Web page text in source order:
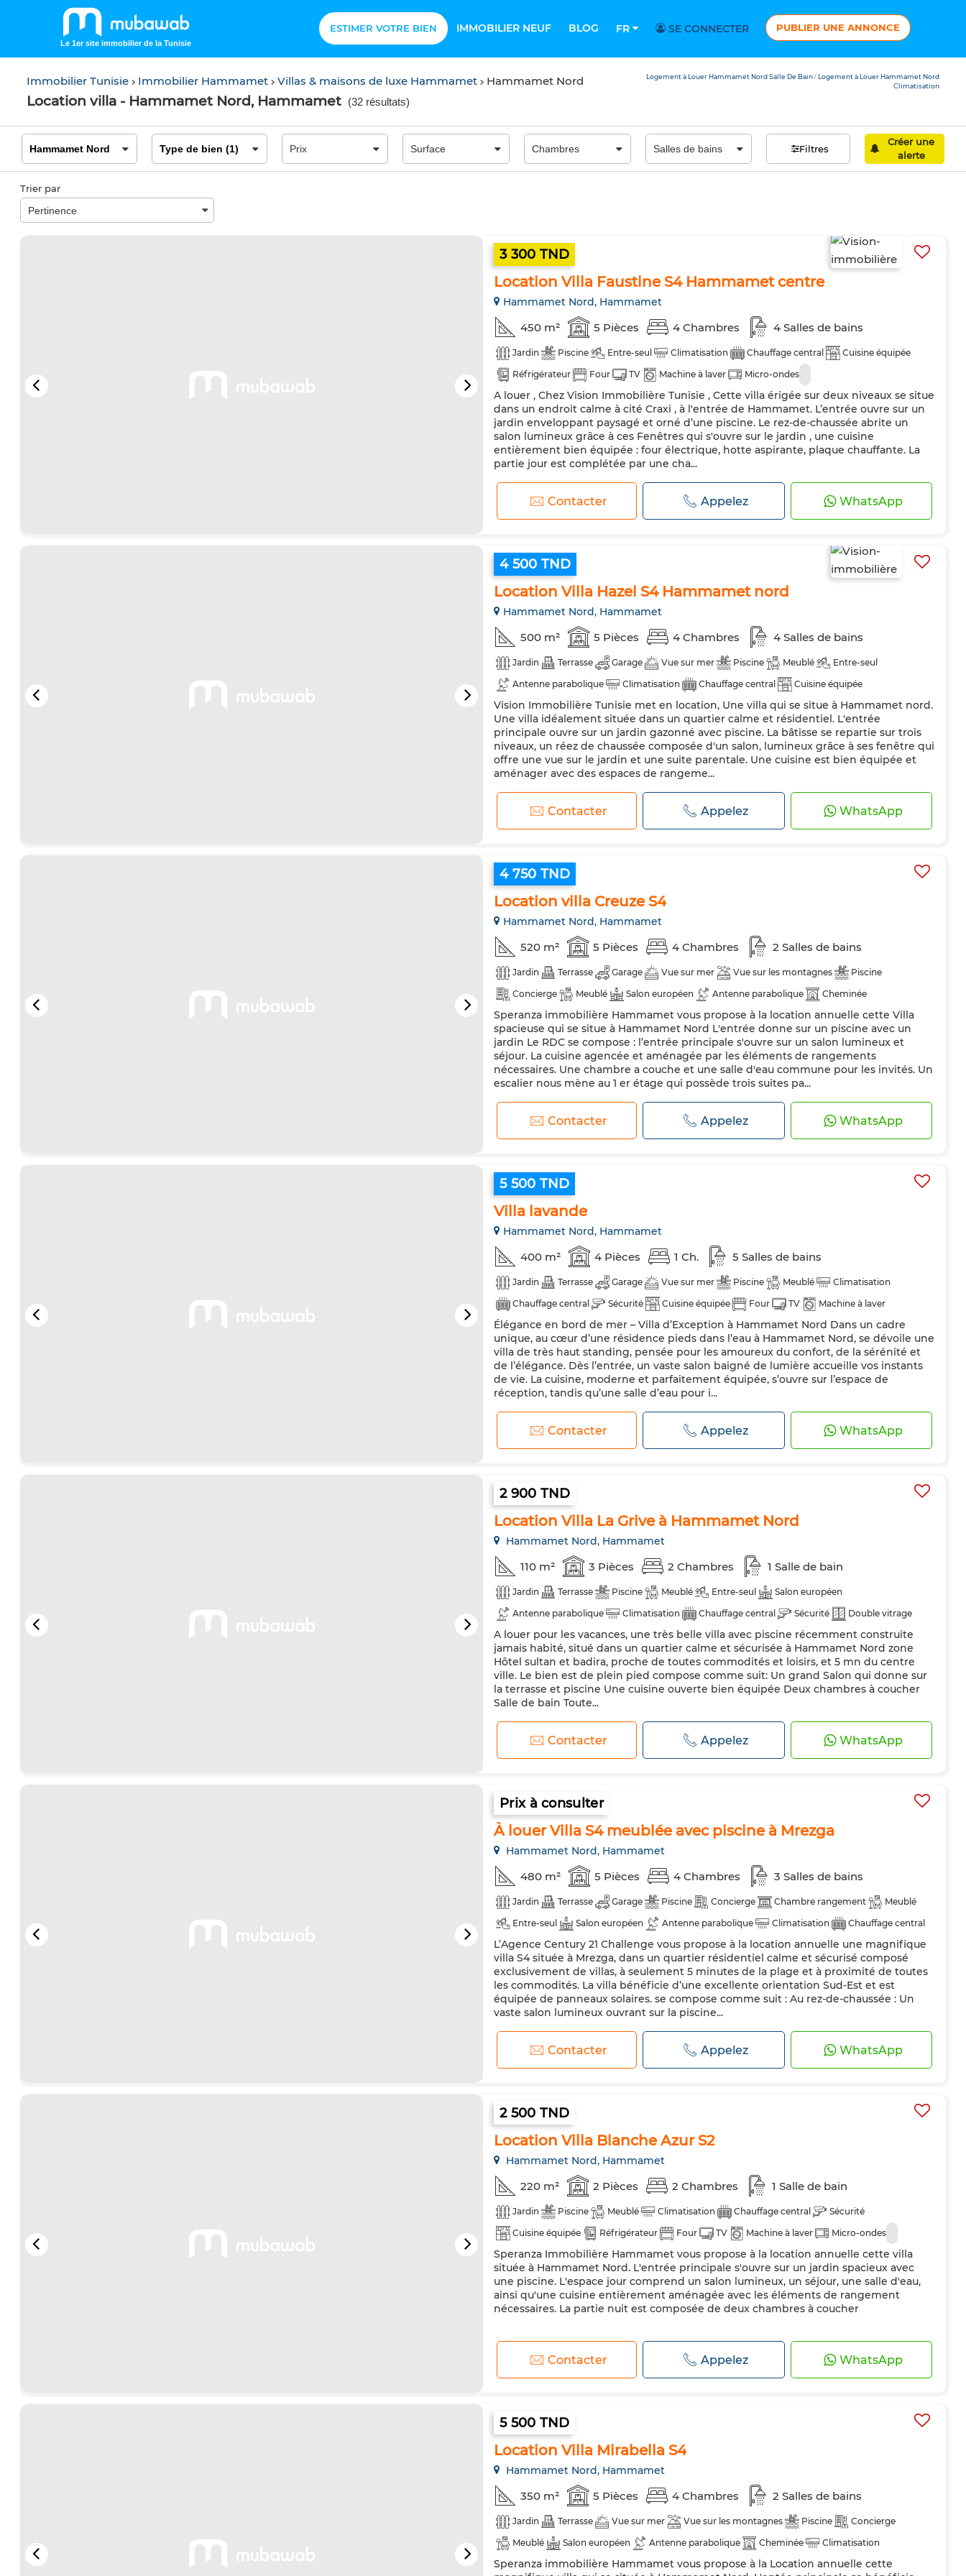
Le 1er site immobilier de la Tunisie
ESTIMER VOTRE BIEN IMMOBILIER NEUF BLOG FR SE CONNECTER PUBLIER UNE ANNONCE
Immobilier Tunisie Immobilier Hammamet Villas & maisons de luxe Hammamet Hammamet Nord
Location villa - Hammamet Nord, Hammamet (32 résultats)
Logement à Louer Hammamet Nord Salle De Bain / Logement à Louer Hammamet Nord
Climatisation
Filtres
Créer une
alerte
Trier par
3 300 TND
Location Villa Faustine S4 Hammamet centre
Hammamet Nord, Hammamet
450 m² 5 Pièces 4 Chambres 4 Salles de bains
Jardin Piscine Entre-seul Climatisation Chauffage central
Cuisine équipée
Réfrigérateur
Four TV Machine à laver Micro-ondes
A louer , Chez Vision Immobilière Tunisie , Cette villa érigée sur deux niveaux se situe
dans un endroit calme à cité Craxi , à l'entrée de Hammamet. L’entrée ouvre sur un
jardin enveloppant paysagé et orné d’une piscine. Le rez-de-chaussée abrite un
salon lumineux grâce à ces Fenêtres qui s'ouvre sur le jardin , une cuisine
entièrement bien équipée : four électrique, hotte aspirante, plaque chauffante. La
partie jour est complétée par une cha...
Contacter Appelez WhatsApp
4 500 TND
Location Villa Hazel S4 Hammamet nord
Hammamet Nord, Hammamet
500 m² 5 Pièces 4 Chambres 4 Salles de bains
Jardin Terrasse Garage Vue sur mer Piscine Meublé
Entre-seul
Antenne parabolique
Climatisation Chauffage central
Cuisine équipée
Réfrigérateur
Four Machine à laver Micro-ondes
Vision Immobilière Tunisie met en location, Une villa qui se situe à Hammamet nord.
Une villa idéalement située dans un quartier calme et résidentiel. L'entrée
principale ouvre sur un jardin gazonné avec piscine. La bâtisse se repartie sur trois
niveaux, un réez de chaussée composée d'un salon, lumineux grâce à ses fenêtre qui
offre une vue sur le jardin et une suite parentale. Une cuisine est bien équipée et
aménager avec des espaces de rangeme...
Contacter Appelez WhatsApp
4 750 TND
Location villa Creuze S4
Hammamet Nord, Hammamet
520 m² 5 Pièces 4 Chambres 2 Salles de bains
Jardin Terrasse Garage Vue sur mer Vue sur les montagnes
Piscine
Concierge
Meublé Salon européen Antenne parabolique
Cheminée
Climatisation
Chauffage central Sécurité Cuisine équipée Réfrigérateur
Four
TV
Machine à laver Micro-ondes Internet
Speranza immobilière Hammamet vous propose à la location annuelle cette Villa
spacieuse qui se situe à Hammamet Nord L'entrée donne sur un piscine avec un
jardin Le RDC se compose : l’entrée principale s'ouvre sur un salon lumineux et
séjour. La cuisine agencée et aménagée par les éléments de rangements
nécessaires. Une chambre a couche et une salle d'eau commune pour les invités. Un
escalier nous mène au 1 er étage qui possède trois suites pa...
Contacter Appelez WhatsApp
5 500 TND
Villa lavande
Hammamet Nord, Hammamet
400 m² 4 Pièces 1 Ch. 5 Salles de bains
Jardin Terrasse Garage Vue sur mer Piscine Meublé
Climatisation
Chauffage central
Sécurité Cuisine équipée Four TV
Machine à laver
Internet
Élégance en bord de mer – Villa d’Exception à Hammamet Nord Dans un cadre
unique, au cœur d’une résidence pieds dans l’eau à Hammamet Nord, se dévoile une
villa de très haut standing, pensée pour les amoureux du confort, de la sérénité et
de l’élégance. Dès l’entrée, un vaste salon baigné de lumière accueille vos instants
de vie. La cuisine, moderne et parfaitement équipée, s’ouvre sur l’espace de
réception, tandis qu’une salle d’eau pour i...
Contacter Appelez WhatsApp
2 900 TND
Location Villa La Grive à Hammamet Nord
Hammamet Nord, Hammamet
110 m² 3 Pièces 2 Chambres 1 Salle de bain
Jardin Terrasse Piscine Meublé Entre-seul
Salon européen
Antenne parabolique
Climatisation Chauffage central Sécurité
Double vitrage
Porte blindée
Cuisine équipée Réfrigérateur Four TV
Machine à laver
Micro-ondes
Internet Animaux domestiques autorisés
A louer pour les vacances, une très belle villa avec piscine récemment construite
jamais habité, situé dans un quartier calme et sécurisée à Hammamet Nord zone
Hôtel sultan et badira, proche de toutes commodités et loisirs, et 5 mn du centre
ville. Le bien est de plein pied compose comme suit: Un grand Salon qui donne sur
la terrasse et piscine Une cuisine ouverte bien équipée Deux chambres à coucher
Salle de bain Toute...
Contacter Appelez WhatsApp
Prix à consulter
À louer Villa S4 meublée avec piscine à Mrezga
Hammamet Nord, Hammamet
480 m² 5 Pièces 4 Chambres 3 Salles de bains
Jardin Terrasse Garage Piscine Concierge Chambre rangement
Meublé
Entre-seul
Salon européen Antenne parabolique Climatisation
Chauffage central
Sécurité
Porte blindée Cuisine équipée Réfrigérateur Four
TV
Machine à laver
Micro-ondes
L’Agence Century 21 Challenge vous propose à la location annuelle une magnifique
villa S4 située à Mrezga, dans un quartier résidentiel calme et sécurisé composé
exclusivement de villas, à seulement 5 minutes de la plage et à proximité de toutes
les commodités. La villa bénéficie d’une excellente orientation Sud-Est et est
équipée de panneaux solaires. se compose comme suit : Au rez-de-chaussée : Un
vaste salon lumineux ouvrant sur la piscine...
Contacter Appelez WhatsApp
2 500 TND
Location Villa Blanche Azur S2
Hammamet Nord, Hammamet
220 m² 2 Pièces 2 Chambres 1 Salle de bain
Jardin Piscine Meublé Climatisation Chauffage central
Sécurité
Cuisine équipée
Réfrigérateur Four TV Machine à laver Micro-ondes
Speranza Immobilière Hammamet vous propose à la location annuelle cette villa
située à Hammamet Nord. L'entrée principale s'ouvre sur un jardin spacieux avec
une piscine. L'espace jour comprend un salon lumineux, un séjour, une salle d'eau,
ainsi qu'une cuisine entièrement aménagée avec les éléments de rangement
nécessaires. La partie nuit est composée de deux chambres à coucher
Contacter Appelez WhatsApp
5 500 TND
Location Villa Mirabella S4
Hammamet Nord, Hammamet
350 m² 5 Pièces 4 Chambres 2 Salles de bains
Jardin Terrasse Vue sur mer Vue sur les montagnes Piscine
Concierge
Meublé
Salon européen Antenne parabolique Cheminée
Climatisation
Chauffage central
Sécurité Cuisine équipée Réfrigérateur Four TV
Speranza immobilière Hammamet vous propose à la Location annuelle cette